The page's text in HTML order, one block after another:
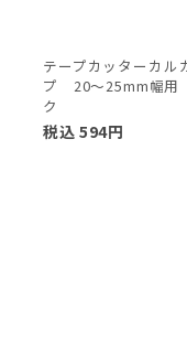
テープカッターカル
プ 20～25mm幅用
ク
税込 594円